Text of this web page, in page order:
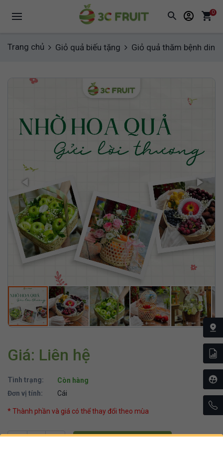
0
Trang chủ Giỏ quả biếu tặng Giỏ quả thăm bệnh
Giá: Liên hệ
Tình trạng:
Còn hàng
Đơn vị tính:
Cái
* Thành phần và giá có thể thay đổi theo mùa